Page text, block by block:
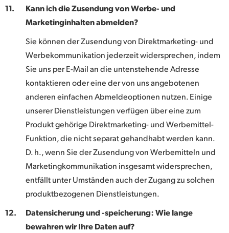
11.
Kann ich die Zusendung von Werbe- und
Marketinginhalten abmelden?
Sie können der Zusendung von Direktmarketing- und
Werbekommunikation jederzeit widersprechen, indem
Sie uns per E-Mail an die untenstehende Adresse
kontaktieren oder eine der von uns angebotenen
anderen einfachen Abmeldeoptionen nutzen. Einige
unserer Dienstleistungen verfügen über eine zum
Produkt gehörige Direktmarketing- und Werbemittel-
Funktion, die nicht separat gehandhabt werden kann.
D. h., wenn Sie der Zusendung von Werbemitteln und
Marketingkommunikation insgesamt widersprechen,
entfällt unter Umständen auch der Zugang zu solchen
produktbezogenen Dienstleistungen.
12.
Datensicherung und -speicherung: Wie lange
bewahren wir Ihre Daten auf?